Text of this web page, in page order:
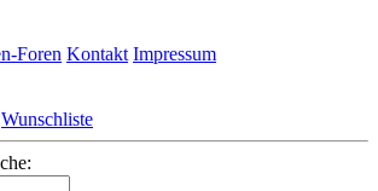
Foren Kontakt Impressum
Wunschliste